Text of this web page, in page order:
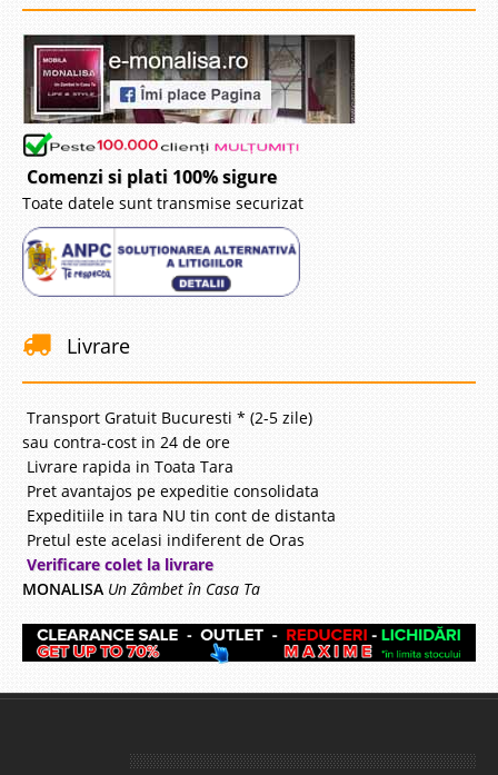
Comenzi si plati 100% sigure
Toate datele sunt transmise securizat
Livrare
Transport Gratuit Bucuresti * (2-5 zile)
sau contra-cost in 24 de ore
Livrare rapida in Toata Tara
Pret avantajos pe expeditie consolidata
Expeditiile in tara NU tin cont de distanta
Pretul este acelasi indiferent de Oras
Verificare colet la livrare
MONALISA Un Zâmbet în Casa Ta